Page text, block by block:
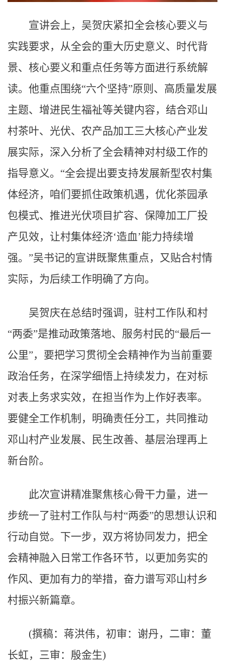
宣讲会上，吴贺庆紧扣全会核心要义与
实践要求，从全会的重大历史意义、时代背
景、核心要义和重点任务等方面进行系统解
读。他重点围绕“六个坚持”原则、高质量发展
主题、增进民生福祉等关键内容，结合邓山
村茶叶、光伏、农产品加工三大核心产业发
展实际，深入分析了全会精神对村级工作的
指导意义。“全会提出要支持发展新型农村集
体经济，咱们要抓住政策机遇，优化茶园承
包模式、推进光伏项目扩容、保障加工厂投
产见效，让村集体经济‘造血’能力持续增
强。”吴书记的宣讲既聚焦重点，又贴合村情
实际，为后续工作明确了方向。
吴贺庆在总结时强调，驻村工作队和村
“两委”是推动政策落地、服务村民的“最后一
公里”，要把学习贯彻全会精神作为当前重要
政治任务，在深学细悟上持续发力，在对标
对表上务求实效，在担当作为上作好表率。
要健全工作机制，明确责任分工，共同推动
邓山村产业发展、民生改善、基层治理再上
新台阶。
此次宣讲精准聚焦核心骨干力量，进一
步统一了驻村工作队与村“两委”的思想认识和
行动自觉。下一步，双方将协同发力，把全
会精神融入日常工作各环节，以更加务实的
作风、更加有力的举措，奋力谱写邓山村乡
村振兴新篇章。
(撰稿：蒋洪伟，初审：谢丹，二审：董
长虹，三审：殷金生)